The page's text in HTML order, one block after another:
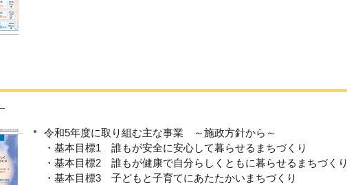
令和5年度に取り組む主な事業 ～施政方針から～
・基本目標1 誰もが安全に安心して暮らせるまちづくり
・基本目標2 誰もが健康で自分らしくともに暮らせるまちづくり
・基本目標3 子どもと子育てにあたたかいまちづくり